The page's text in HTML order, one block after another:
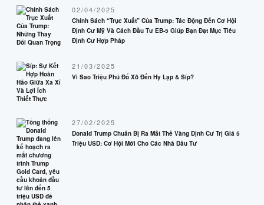
02/04/2025
Chính Sách “Trục Xuất” Của Trump: Tác Động Đến Cơ Hội
Định Cư Mỹ Và Cách Đầu Tư EB-5 Giúp Bạn Đạt Mục Tiêu
Định Cư Hợp Pháp
21/03/2025
Vì Sao Triệu Phú Đổ Xô Đến Hy Lạp & Síp?
27/02/2025
Donald Trump Chuẩn Bị Ra Mắt Thẻ Vàng Định Cư Trị Giá 5
Triệu USD: Cơ Hội Mới Cho Các Nhà Đầu Tư